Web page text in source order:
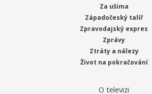
Za ušima
Západočeský talíř
Zpravodajský expres
Zprávy
Ztráty a nálezy
Život na pokračování
O televizi